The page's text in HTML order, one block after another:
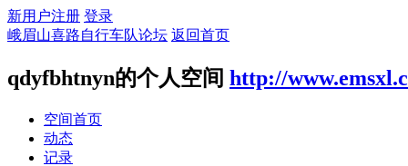
新用户注册 登录
峨眉山喜路自行车队论坛 返回首页
qdyfbhtnyn的个人空间 http://
空间首页
动态
记录